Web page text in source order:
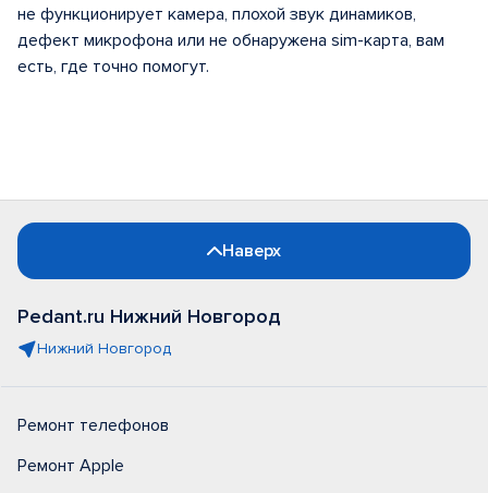
не функционирует камера, плохой звук динамиков,
дефект микрофона или не обнаружена sim-карта, вам
есть, где точно помогут.
Наверх
Pedant.ru Нижний Новгород
Нижний Новгород
Ремонт телефонов
Ремонт Apple